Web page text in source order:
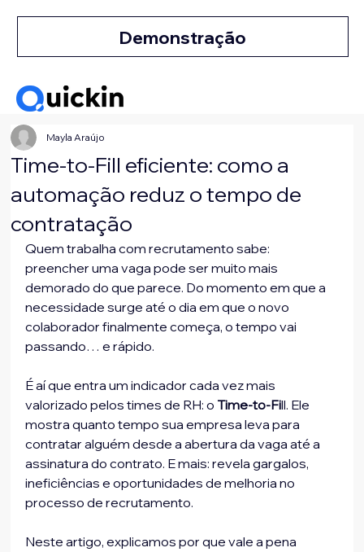
Demonstração
Time-to-Fill eficiente: como a
automação reduz o tempo de
contratação
Mayla Araújo
Quem trabalha com recrutamento sabe:
preencher uma vaga pode ser muito mais
demorado do que parece. Do momento em que a
necessidade surge até o dia em que o novo
colaborador finalmente começa, o tempo vai
passando… e rápido.
É aí que entra um indicador cada vez mais
valorizado pelos times de RH: o Time-to-Fill. Ele
mostra quanto tempo sua empresa leva para
contratar alguém desde a abertura da vaga até a
assinatura do contrato. E mais: revela gargalos,
ineficiências e oportunidades de melhoria no
processo de recrutamento.
Neste artigo, explicamos por que vale a pena